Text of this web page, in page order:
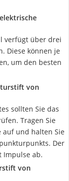
verfügt über drei
Diese können je
um den besten
von
sollten Sie das
Tragen Sie
auf und halten Sie
Der
Impulse ab.
von